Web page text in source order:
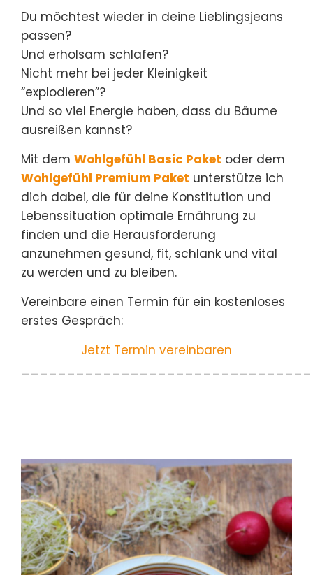
Du möchtest wieder in deine Lieblingsjeans
passen?
Und erholsam schlafen?
Nicht mehr bei jeder Kleinigkeit
“explodieren”?
Und so viel Energie haben, dass du Bäume
ausreißen kannst?
Mit dem Wohlgefühl Basic Paket oder dem
Wohlgefühl Premium Paket unterstütze ich
dich dabei, die für deine Konstitution und
Lebenssituation optimale Ernährung zu
finden und die Herausforderung
anzunehmen gesund, fit, schlank und vital
zu werden und zu bleiben.
Vereinbare einen Termin für ein kostenloses
erstes Gespräch:
Jetzt Termin vereinbaren